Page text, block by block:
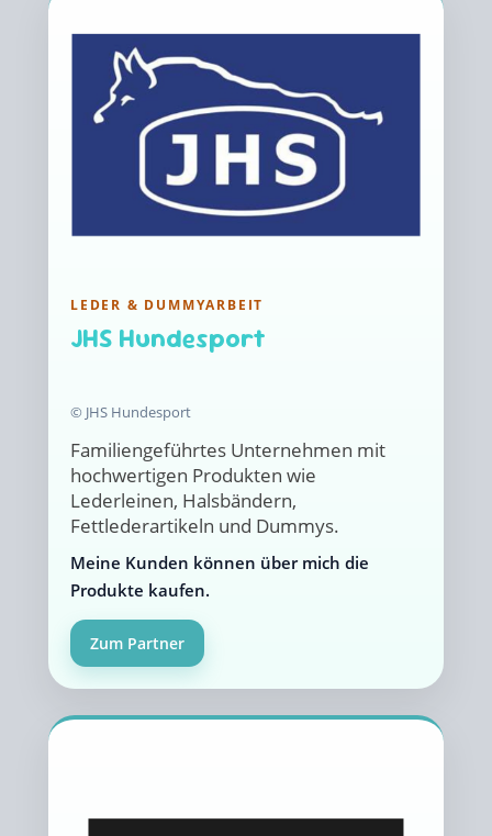
LEDER & DUMMYARBEIT
JHS Hundesport
© JHS Hundesport
Familiengeführtes Unternehmen mit
hochwertigen Produkten wie
Lederleinen, Halsbändern,
Fettlederartikeln und Dummys.
Meine Kunden können über mich die
Produkte kaufen.
Zum Partner